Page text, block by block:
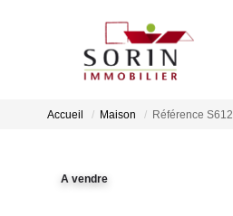
Accueil Maison Référence
A vendre